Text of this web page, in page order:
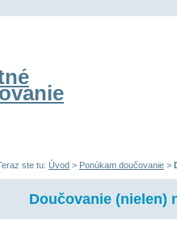
ste tu: Úvod > Ponúkam doučovanie >
Doučovanie (nielen)